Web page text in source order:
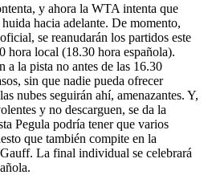
y ahora la WTA intenta que
hacia adelante. De momento,
se reanudarán los partidos este
hora local (18.30 hora española).
a la pista no antes de las 16.30
sin que nadie pueda ofrecer
nubes seguirán ahí, amenazantes. Y,
y no descarguen, se da la
Pegula podría tener que varios
que también compite en la
La final individual se celebrará